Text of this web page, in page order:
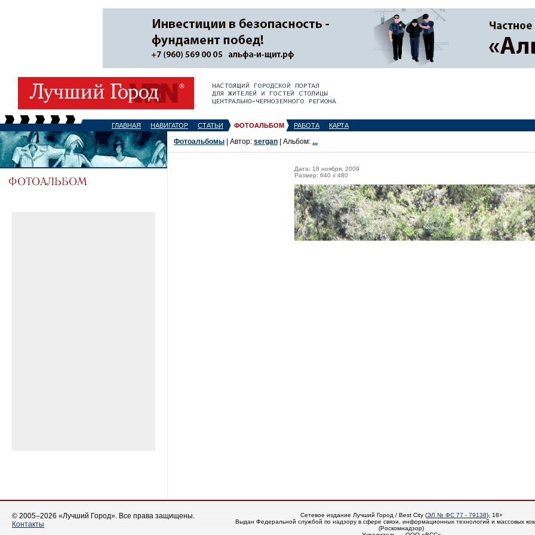
ГЛАВНАЯ НАВИГАТОР СТАТЬИ ФОТОАЛЬБОМ РАБОТА КАРТА
Фотоальбомы | Автор: sergan | Альбом: ...
Дата: 18 ноября, 2009
Размер: 640 x 480
© 2005–2026 «Лучший Город». Все права защищены.
Контакты
Сетевое издание Лучший Город / Best City (ЭЛ № ФС 77 - 79138), 18+
Выдан Федеральной службой по надзору в сфере связи, информационных технологий и массовых
(Роскомнадзор)